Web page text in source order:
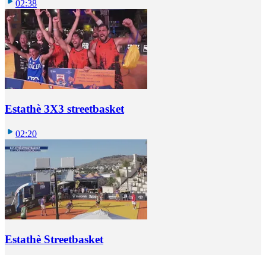
02:38
Estathè 3X3 streetbasket
02:20
Estathè Streetbasket